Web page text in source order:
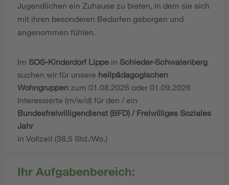
Jugendlichen ein Zuhause zu bieten, in dem sie sich
mit ihren besonderen Bedarfen geborgen und
angenommen fühlen.
Im SOS-Kinderdorf Lippe in Schieder-Schwalenberg
suchen wir für unsere heilpädagogischen
Wohngruppen zum 01.08.2026 oder 01.09.2026
Interessierte (m/w/d) für den / ein
Bundesfreiwilligendienst (BFD) / Freiwilliges Soziales
Jahr
in Vollzeit (38,5 Std./Wo.)
Ihr Aufgabenbereich: